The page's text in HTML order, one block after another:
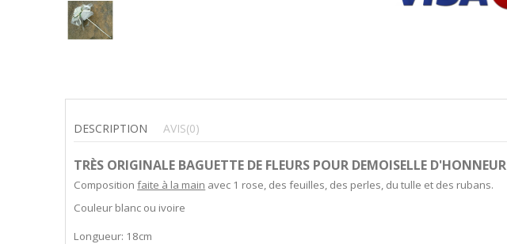
DESCRIPTION AVIS(0)
TRÈS ORIGINALE BAGUETTE DE FLEURS POUR DEMOISELLE D'HONNEUR
Compositionfaite à la main avec 1 rose, des feuilles, des perles, du tulle et des rubans.
Couleur blanc ou ivoire
Longueur: 18cm